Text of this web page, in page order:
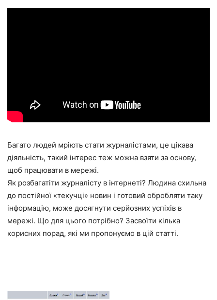
Багато людей мріють стати журналістами, це цікава
діяльність, такий інтерес теж можна взяти за основу,
щоб працювати в мережі.
Як розбагатіти журналісту в інтернеті? Людина схильна
до постійної «текучці» новин і готовий обробляти таку
інформацію, може досягнути серйозних успіхів в
мережі. Що для цього потрібно? Засвоїти кілька
корисних порад, які ми пропонуємо в цій статті.